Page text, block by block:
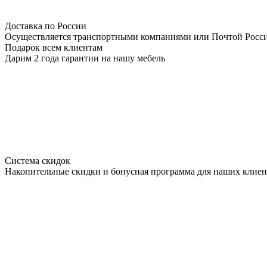
Доставка по России
Осуществляется транспортными компаниями или Почтой
Подарок всем клиентам
Дарим 2 года гарантии на нашу мебель
Система скидок
Накопительные скидки и бонусная программа для наших